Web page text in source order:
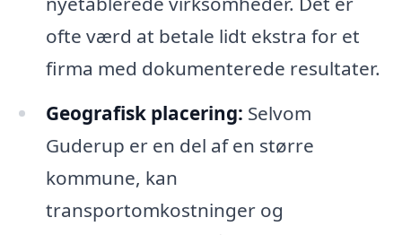
ofte værd at betale lidt ekstra for et
firma med dokumenterede resultater.
Geografisk placering: Selvom
Guderup er en del af en større
kommune, kan
transportomkostninger og